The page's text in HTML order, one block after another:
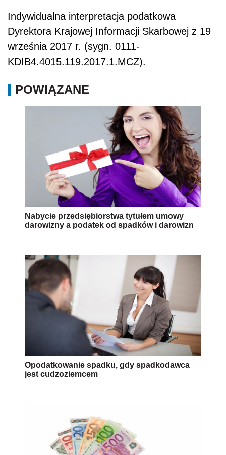
Indywidualna interpretacja podatkowa
Dyrektora Krajowej Informacji Skarbowej z 19
września 2017 r. (sygn. 0111-
KDIB4.4015.119.2017.1.MCZ).
POWIĄZANE
Nabycie przedsiębiorstwa tytułem umowy
darowizny a podatek od spadków i darowizn
Opodatkowanie spadku, gdy spadkodawca
jest cudzoziemcem